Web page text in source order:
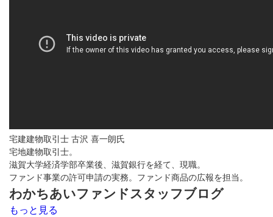
宅建建物取引士 古沢 喜一朗氏
宅地建物取引士。
滋賀大学経済学部卒業後、滋賀銀行を経て、現職。
ファンド事業の許可申請の実務。ファンド商品の広報を担当。
わかちあいファンドスタッフブログ
もっと見る